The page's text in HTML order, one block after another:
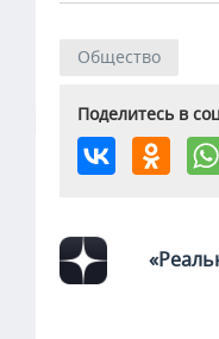
Общество
Поделитесь в